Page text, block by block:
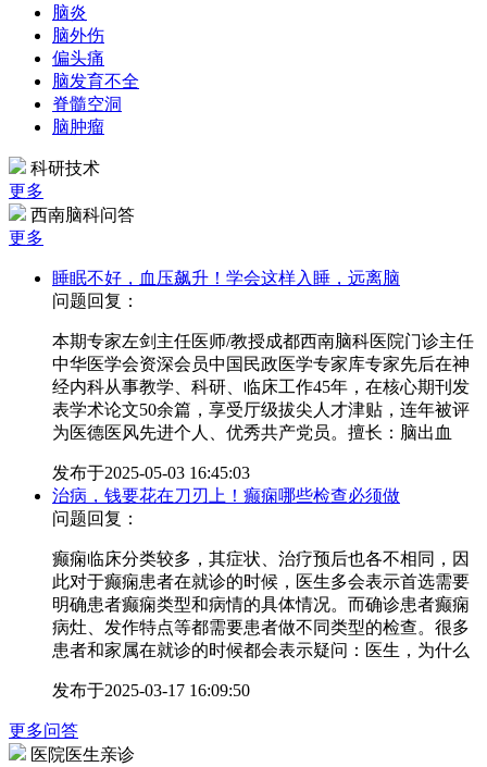
脑炎
脑外伤
偏头痛
脑发育不全
脊髓空洞
脑肿瘤
科研技术
更多
西南脑科问答
更多
睡眠不好，血压飙升！学会这样入睡，远离脑
问题回复：
本期专家左剑主任医师/教授成都西南脑科医院门诊主任
中华医学会资深会员中国民政医学专家库专家先后在神
经内科从事教学、科研、临床工作45年，在核心期刊发
表学术论文50余篇，享受厅级拔尖人才津贴，连年被评
为医德医风先进个人、优秀共产党员。擅长：脑出血
发布于2025-05-03 16:45:03
治病，钱要花在刀刃上！癫痫哪些检查必须做
问题回复：
癫痫临床分类较多，其症状、治疗预后也各不相同，因
此对于癫痫患者在就诊的时候，医生多会表示首选需要
明确患者癫痫类型和病情的具体情况。而确诊患者癫痫
病灶、发作特点等都需要患者做不同类型的检查。很多
患者和家属在就诊的时候都会表示疑问：医生，为什么
发布于2025-03-17 16:09:50
更多问答
医院医生亲诊